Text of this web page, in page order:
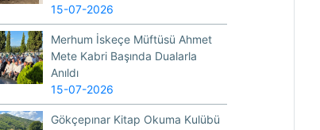
15-07-2026
Merhum İskeçe Müftüsü Ahmet
Mete Kabri Başında Dualarla
Anıldı
15-07-2026
Gökçepınar Kitap Okuma Kulübü